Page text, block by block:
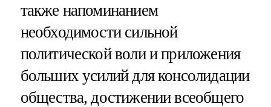
также напоминанием
необходимости сильной
политической воли и приложения
больших усилий для консолидации
общества, достижении всеобщего